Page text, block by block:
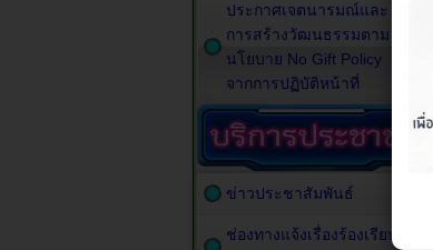
ประกาศเจตนารมณ์และ
การสร้างวัฒนธรรมตาม
นโยบาย No Gift Policy
จากการปฏิบัติหน้าที่
ข่าวประชาสัมพันธ์
ช่องทางแจ้งเรื่องร้องเรียน